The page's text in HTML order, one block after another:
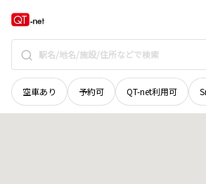
空車あり 予約可 QT-net利用可
和歌山県